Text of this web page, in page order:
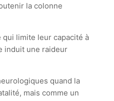
la colonne
limite leur capacité à
induit une raideur
quand la
mais comme un